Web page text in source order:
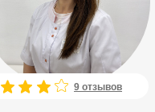
9 отзывов